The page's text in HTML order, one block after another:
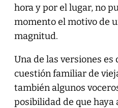
hora y por el lugar, no
momento el motivo de
magnitud.
Una de las versiones es
cuestión familiar de
también algunos
posibilidad de que haya